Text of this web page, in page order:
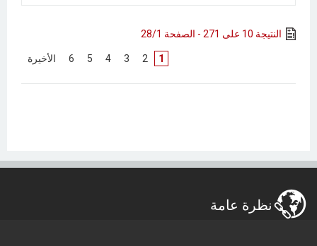
النتيجة 10 على 271 - الصفحة 28/1
1
2
3
4
5
6 الأخيرة
نظرة عامة